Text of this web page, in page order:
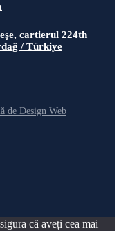
cartierul 224th
/ Türkiye
de Design Web
că aveți cea mai